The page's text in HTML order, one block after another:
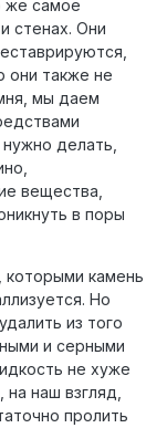
же самое
стенах. Они
они также не
мы даем
делать,
вещества,
в поры
которыми камень
Но
из того
и серными
не хуже
наш взгляд,
пролить